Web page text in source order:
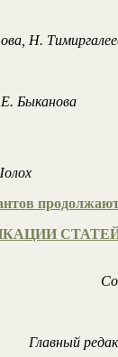
Н.
Быканова
Главный